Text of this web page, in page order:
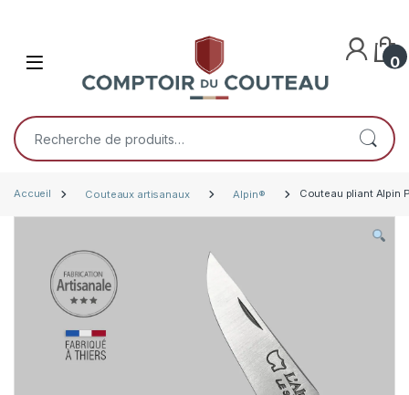
Open 0
Recherche pour :
Accueil Couteaux artisanaux Alpin® Couteau pliant Alpin